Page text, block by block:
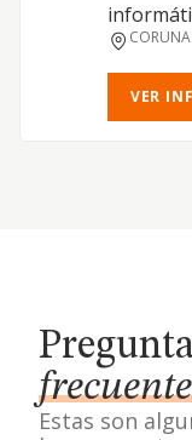
CORUNA
VER
Estas son